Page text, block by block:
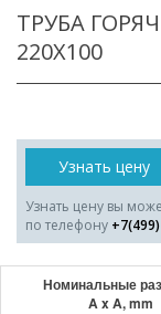
ТРУБА
220X100
Узнать цену
Узнать цену вы
по телефону
Номинальные
A x A, mm